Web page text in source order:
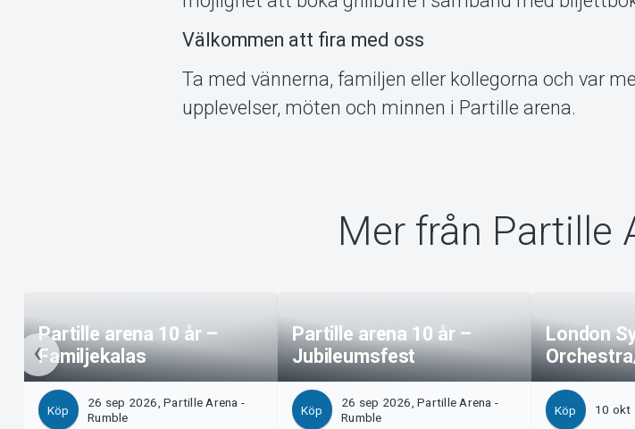
Välkommen att fira med oss
Ta med vännerna, familjen eller kollegorna och var
upplevelser, möten och minnen i Partille arena.
Mer från Partille
Partille arena 10 år –
Familjekalas
Köp
26 sep 2026, Partille Arena -
Rumble
Partille arena 10 år –
Jubileumsfest
Köp
26 sep 2026, Partille Arena -
Rumble
London
Köp 10 okt